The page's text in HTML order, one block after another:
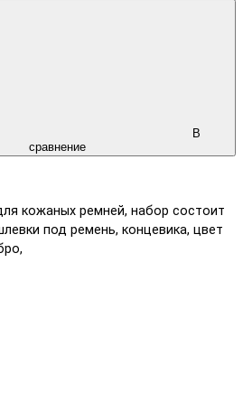
В
сравнение
кожаных ремней, набор состоит
под ремень, концевика, цвет